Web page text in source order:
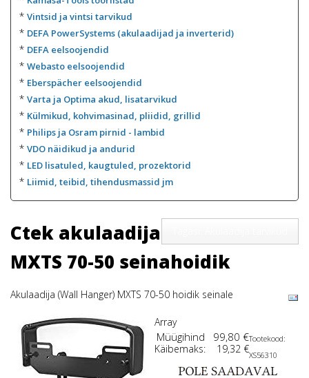
* Vintsid ja vintsi tarvikud
* DEFA PowerSystems (akulaadijad ja inverterid)
* DEFA eelsoojendid
* Webasto eelsoojendid
* Eberspächer eelsoojendid
* Varta ja Optima akud, lisatarvikud
* Külmikud, kohvimasinad, pliidid, grillid
* Philips ja Osram pirnid - lambid
* VDO näidikud ja andurid
* LED lisatuled, kaugtuled, prozektorid
* Liimid, teibid, tihendusmassid jm
Ctek akulaadija
MXTS 70-50 seinahoidik
Akulaadija (Wall Hanger) MXTS 70-50 hoidik seinale
Array
Müügihind 99,80 €
Käibemaks: 19,32 €
Tootekood:
XS56310